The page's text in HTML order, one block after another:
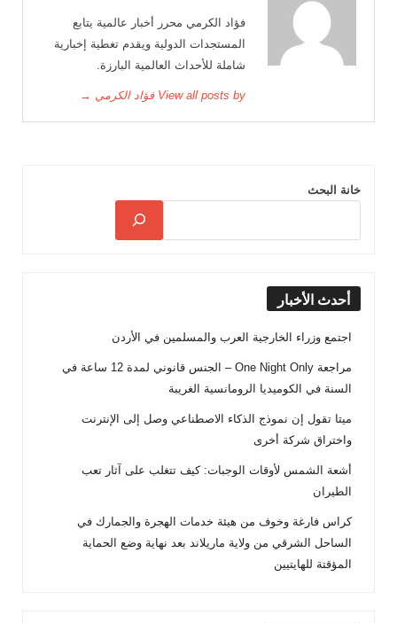
فؤاد الكرمي محرر أخبار عالمية يتابع
المستجدات الدولية ويقدم تغطية إخبارية
شاملة للأحداث العالمية البارزة.
View all posts by فؤاد الكرمي →
خانة البحث
أحدث الأخبار
اجتمع وزراء الخارجية العرب والمسلمين في الأردن
مراجعة One Night Only – الجنس قانوني لمدة 12 ساعة في
السنة في الكوميديا الرومانسية الغريبة
ميتا تقول إن نموذج الذكاء الاصطناعي وصل إلى الإنترنت
واختراق شركة أخرى
أشعة الشمس لأوقات الوجبات: كيف تتغلب على آثار تعب
الطيران
كراس فارغة وخوف من هيئة خدمات الهجرة والجمارك في
الساحل الشرقي من ولاية ماريلاند بعد نهاية وضع الحماية
المؤقتة للهايتيين